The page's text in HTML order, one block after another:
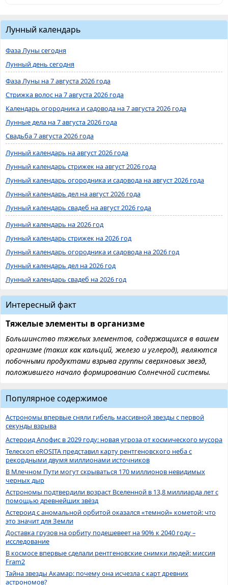
Лунный календарь
Фаза Луны сегодня
Лунный день сегодня
Фаза Луны на 7 августа 2026 года
Стрижка волос на 7 августа 2026 года
Календарь огородника и садовода на 7 августа 2026 года
Лунные дела на 7 августа 2026 года
Свадьба 7 августа 2026 года
Лунный календарь на август 2026 года
Лунный календарь стрижек на август 2026 года
Лунный календарь огородника и садовода на август 2026 года
Лунный календарь дел на август 2026 года
Лунный календарь свадеб на август 2026 года
Лунный календарь на 2026 год
Лунный календарь стрижек на 2026 год
Лунный календарь огородника и садовода на 2026 год
Лунный календарь дел на 2026 год
Лунный календарь свадеб на 2026 год
Интересный факт
Тяжелые элементы в организме
Большинство тяжелых элементов, содержащихся в вашем
организме (таких как кальций, железо и углерод), являются
побочными продуктами взрыва группы сверхновых звезд,
положившего начало формированию Солнечной системы.
Популярное содержимое
Астрономы впервые сняли гибель массивной звезды с первой
секунды взрыва
Астероид Апофис в 2029 году: новая угроза от космического мусора
Телескоп eROSITA представил карту рентгеновского неба с
рекордными двумя миллионами источников
В Млечном Пути могут скрываться 170 миллионов невидимых
черных дыр
Астрономы подтвердили возраст Вселенной в 13,8 миллиарда лет с
помощью древнейших звёзд
Астероид с аномальной орбитой оказался «темной» кометой: что
это значит для Земли
Доставка грузов на орбиту подешевеет на 90% к 2040 году –
исследование
В космосе впервые сделали рентгеновские снимки людей: миссия
Fram2
Тайна звезды Акамар: почему она исчезла с карт древних
астрономов?